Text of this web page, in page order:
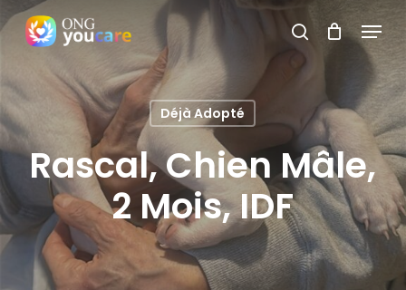
Skip
content
search
Menu
Déjà Adopté
Rascal, Chien Mâle,
2 Mois, IDF
Close
Menu